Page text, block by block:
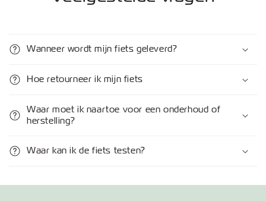
Wanneer wordt mijn fiets geleverd?
Hoe retourneer ik mijn fiets
Waar moet ik naartoe voor een onderhoud of
herstelling?
Waar kan ik de fiets testen?